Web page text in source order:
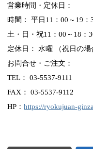
営業時間・定休日：
時間： 平日11：00～19：
土・日・祝11：00～18：
定休日： 水曜 （祝日の場
お問合せ・ご注文：
TEL： 03-5537-9111
FAX： 03-5537-9112
HP： https://ryokujuan-